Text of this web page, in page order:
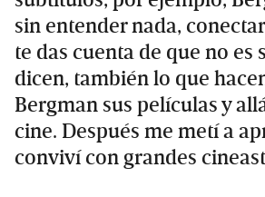
sin entender nada,
te das cuenta de que no es
dicen, también lo que
Bergman sus películas y
cine. Después me metí a
conviví con grandes